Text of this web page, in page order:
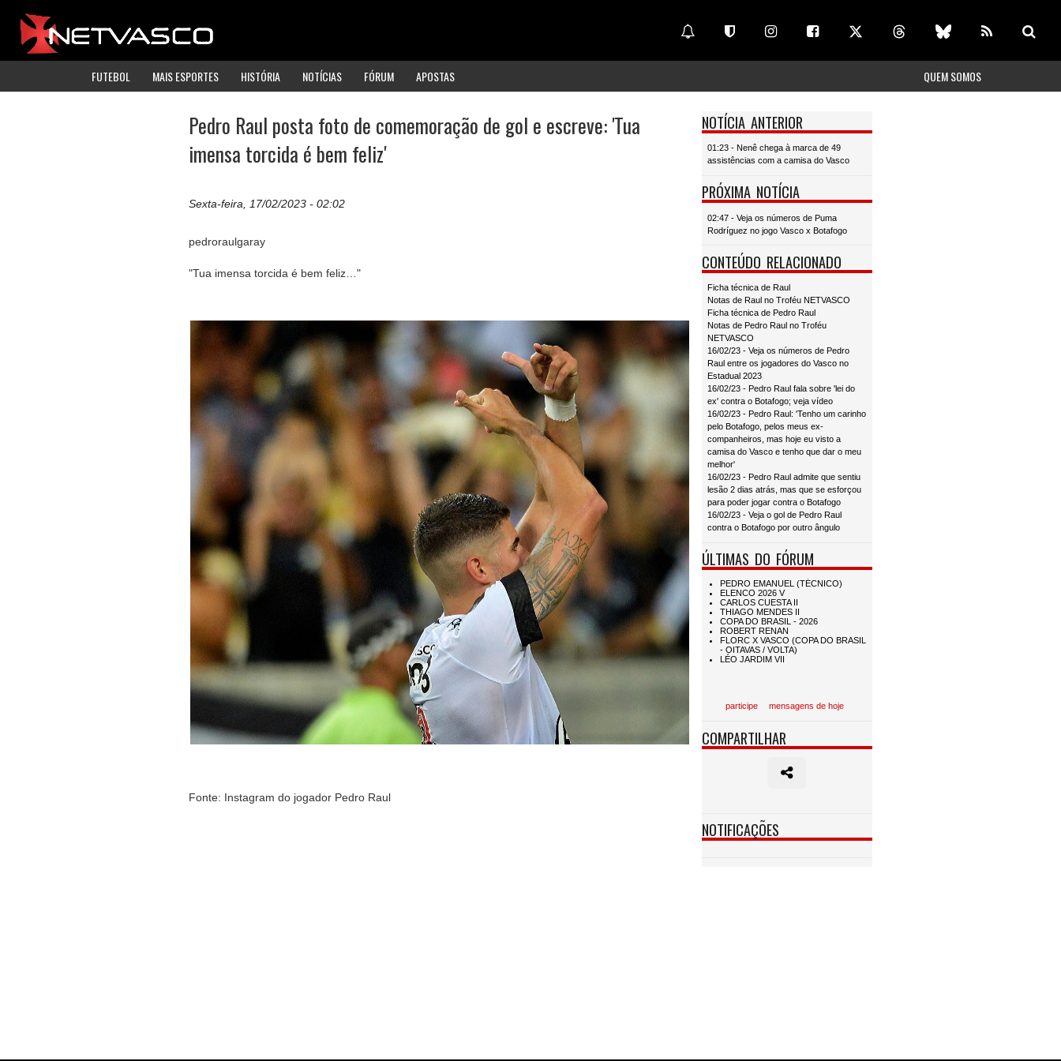
FUTEBOL MAIS ESPORTES HISTÓRIA NOTÍCIAS FÓRUM APOSTAS QUEM SOMOS
Pedro Raul posta foto de comemoração de gol e escreve: 'Tua
imensa torcida é bem feliz'
Sexta-feira, 17/02/2023 - 02:02
pedroraulgaray
"Tua imensa torcida é bem feliz…"
Fonte: Instagram do jogador Pedro Raul
NOTÍCIA ANTERIOR
01:23 - Nenê chega à marca de 49
assistências com a camisa do Vasco
PRÓXIMA NOTÍCIA
02:47 - Veja os números de Puma
Rodríguez no jogo Vasco x Botafogo
CONTEÚDO RELACIONADO
Ficha técnica de Raul
Notas de Raul no Troféu NETVASCO
Ficha técnica de Pedro Raul
Notas de Pedro Raul no Troféu
NETVASCO
16/02/23 - Veja os números de Pedro
Raul entre os jogadores do Vasco no
Estadual 2023
16/02/23 - Pedro Raul fala sobre 'lei do
ex' contra o Botafogo; veja vídeo
16/02/23 - Pedro Raul: 'Tenho um carinho
pelo Botafogo, pelos meus ex-
companheiros, mas hoje eu visto a
camisa do Vasco e tenho que dar o meu
melhor'
16/02/23 - Pedro Raul admite que sentiu
lesão 2 dias atrás, mas que se esforçou
para poder jogar contra o Botafogo
16/02/23 - Veja o gol de Pedro Raul
contra o Botafogo por outro ângulo
ÚLTIMAS DO FÓRUM
participe mensagens de hoje
COMPARTILHAR
NOTIFICAÇÕES